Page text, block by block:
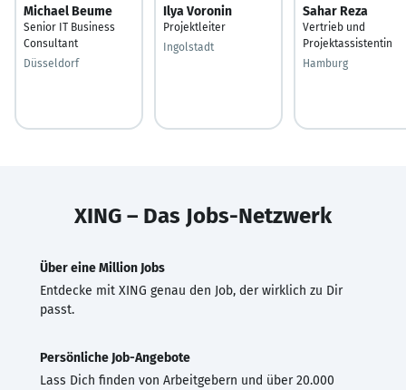
Michael Beume
Senior IT Business
Consultant
Düsseldorf
Ilya Voronin
Projektleiter
Ingolstadt
Sahar Reza
Vertrieb und
Projektassistentin
Hamburg
XING – Das Jobs-Netzwerk
Über eine Million Jobs
Entdecke mit XING genau den Job, der wirklich zu Dir
passt.
Persönliche Job-Angebote
Lass Dich finden von Arbeitgebern und über 20.000